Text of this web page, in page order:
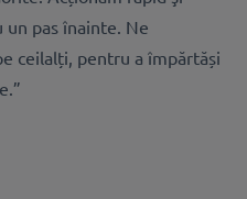
pas înainte. Ne
ceilalți, pentru a împărtăși